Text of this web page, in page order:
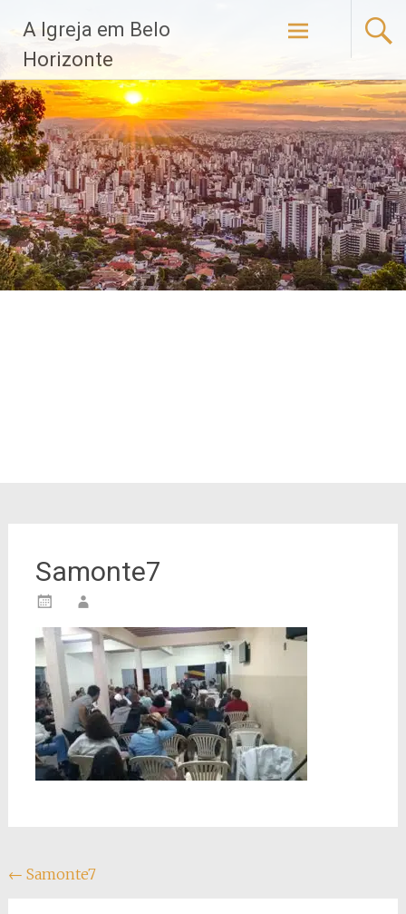
para
conteúdo
A Igreja em Belo
Horizonte
Samonte7
Navegação
← Samonte7